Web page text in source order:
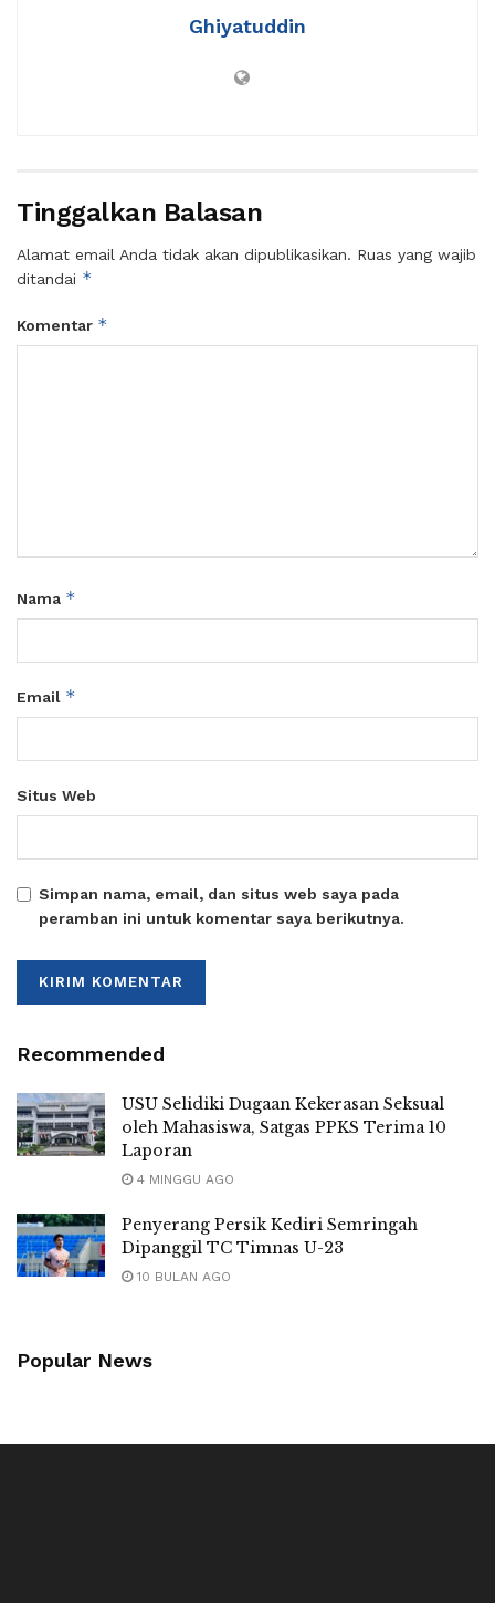
Ghiyatuddin
Tinggalkan Balasan
Alamat email Anda tidak akan dipublikasikan. Ruas yang wajib
ditandai *
Komentar *
Nama *
Email *
Situs Web
Simpan nama, email, dan situs web saya pada
peramban ini untuk komentar saya berikutnya.
Recommended
USU Selidiki Dugaan Kekerasan Seksual
oleh Mahasiswa, Satgas PPKS Terima 10
Laporan
4 MINGGU AGO
Penyerang Persik Kediri Semringah
Dipanggil TC Timnas U-23
10 BULAN AGO
Popular News